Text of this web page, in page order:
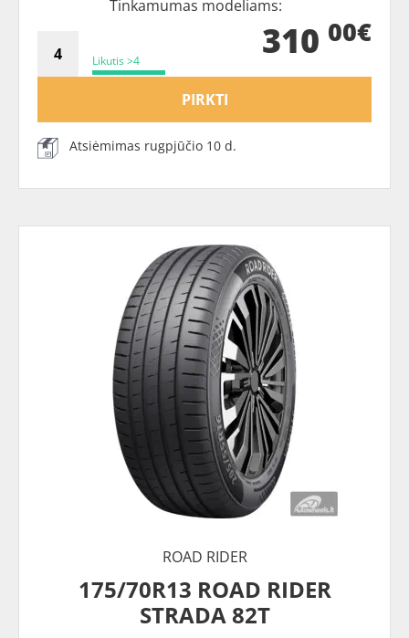
Tinkamumas modeliams:
Likutis >4 310 00€
PIRKTI
Atsiėmimas rugpjūčio 10 d.
ROAD RIDER
175/70R13 ROAD RIDER
STRADA 82T